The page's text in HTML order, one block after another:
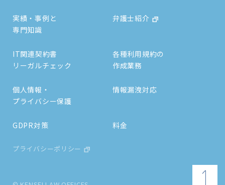
実績・事例と
専門知識
弁護士紹介
IT関連契約書
リーガルチェック
各種利用規約の
作成業務
個人情報・
プライバシー保護
情報漏洩対応
GDPR対策 料金
プライバシーポリシー